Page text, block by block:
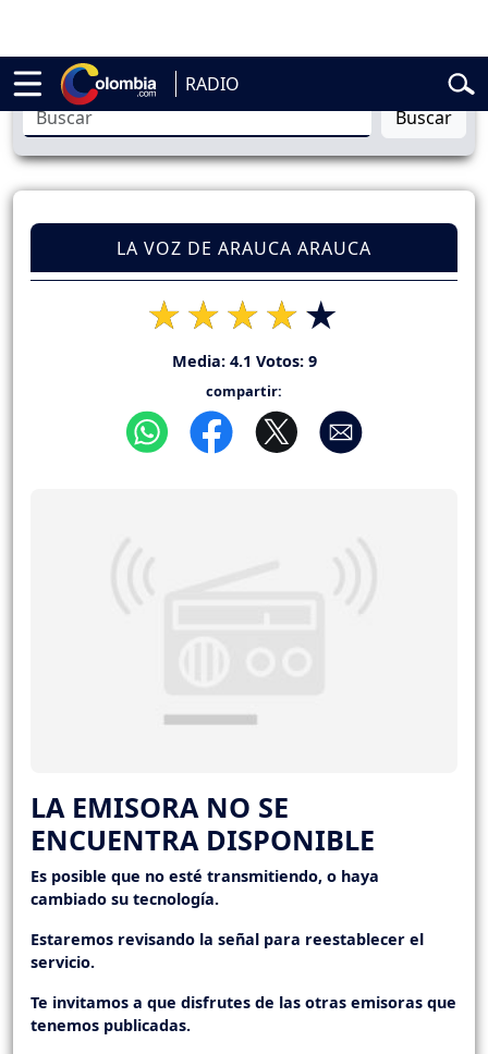
RADIO
de la Espriella Vuelta a Colombia
Buscar
LA VOZ DE ARAUCA ARAUCA
Media: 4.1 Votos: 9
compartir:
LA EMISORA NO SE
ENCUENTRA DISPONIBLE
Es posible que no esté transmitiendo, o haya
cambiado su tecnología.
Estaremos revisando la señal para reestablecer el
servicio.
Te invitamos a que disfrutes de las otras emisoras que
tenemos publicadas.